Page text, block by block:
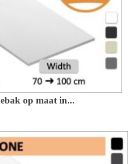
op maat in...